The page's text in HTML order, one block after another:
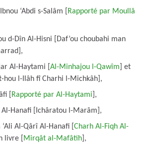
‘Abdi s-Salâm [
Rapporté par Moullâ
d-Dîn Al-Hisni [Daf’ou choubahi man
Al-Haytami [ Al-Minhajou l-Qawîm ] et
hou l-Ilâh fî Charhi l-Michkâh],
[
Rapporté par Al-Haytami ],
Al-Hanafi [Ichâratou l-Marâm],
Al-Qârî Al-Hanafi [ Charh Al-Fiqh Al-
livre [ Mirqât al-Mafâtîh ],